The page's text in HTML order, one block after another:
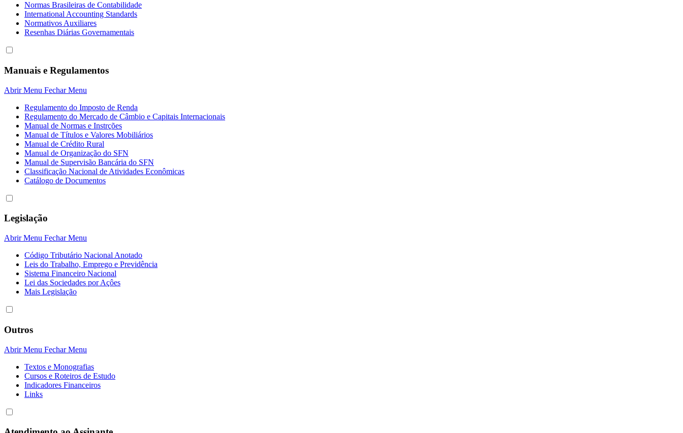
Normas Brasileiras de Contabilidade
International Accounting Standards
Normativos Auxiliares
Resenhas Diárias Governamentais
Manuais e Regulamentos
Abrir Menu Fechar Menu
Regulamento do Imposto de Renda
Regulamento do Mercado de Câmbio e Capitais Internacionais
Manual de Normas e Instrções
Manual de Títulos e Valores Mobiliários
Manual de Crédito Rural
Manual de Organização do SFN
Manual de Supervisão Bancária do SFN
Classificação Nacional de Atividades Econômicas
Catálogo de Documentos
Legislação
Abrir Menu Fechar Menu
Código Tributário Nacional Anotado
Leis do Trabalho, Emprego e Previdência
Sistema Financeiro Nacional
Lei das Sociedades por Açôes
Mais Legislação
Outros
Abrir Menu Fechar Menu
Textos e Monografias
Cursos e Roteiros de Estudo
Indicadores Financeiros
Links